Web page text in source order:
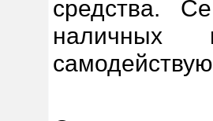
средства.
наличных